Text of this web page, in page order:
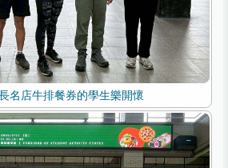
名店牛排餐券的學生樂開懷